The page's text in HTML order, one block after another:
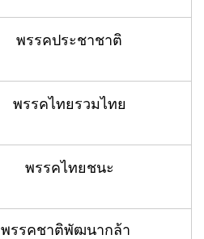
พรรคประชาชาติ
พรรคไทยรวมไทย
พรรคไทยชนะ
พรรคชาติพัฒนากล้า